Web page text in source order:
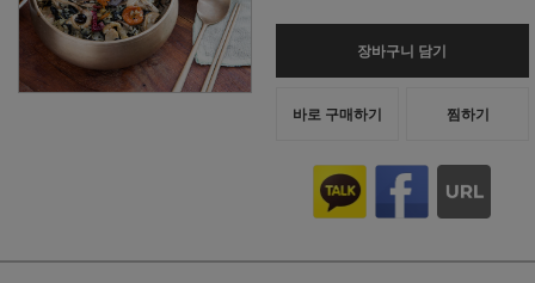
장바구니 담기
바로 구매하기 찜하기